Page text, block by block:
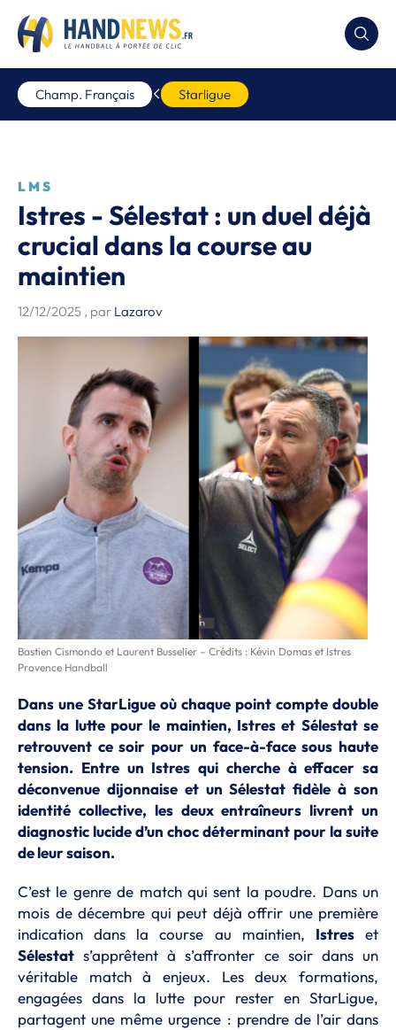
Champ. Français Starligue
LMS
Istres - Sélestat : un duel déjà
crucial dans la course au
maintien
12/12/2025 , par Lazarov
Bastien Cismondo et Laurent Busselier – Crédits : Kévin Domas et Istres
Provence Handball
Dans une StarLigue où chaque point compte double
dans la lutte pour le maintien, Istres et Sélestat se
retrouvent ce soir pour un face-à-face sous haute
tension. Entre un Istres qui cherche à effacer sa
déconvenue dijonnaise et un Sélestat fidèle à son
identité collective, les deux entraîneurs livrent un
diagnostic lucide d’un choc déterminant pour la suite
de leur saison.
C’est le genre de match qui sent la poudre. Dans un
mois de décembre qui peut déjà offrir une première
indication dans la course au maintien, Istreset
Sélestat s’apprêtent à s’affronter ce soir dans un
véritable match à enjeux. Les deux formations,
engagées dans la lutte pour rester en StarLigue,
partagent une même urgence : prendre de l’air dans